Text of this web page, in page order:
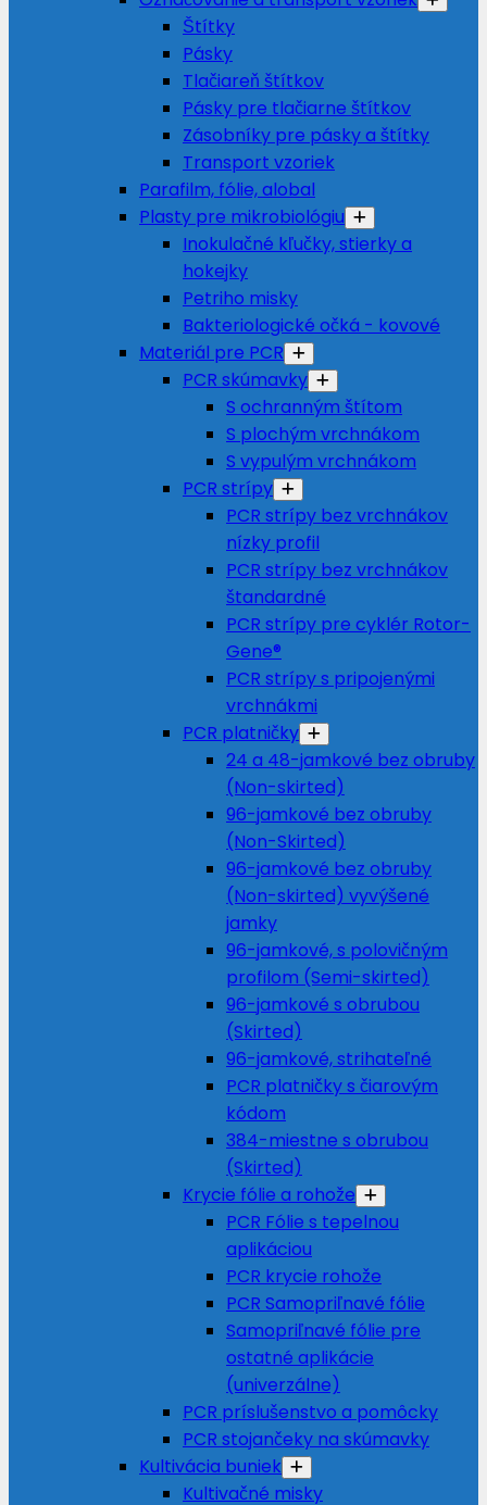
Štítky
Pásky
Tlačiareň štítkov
Pásky pre tlačiarne štítkov
Zásobníky pre pásky a štítky
Transport vzoriek
Parafilm, fólie, alobal
Plasty pre mikrobiológiu
Inokulačné kľučky, stierky a
hokejky
Petriho misky
Bakteriologické očká - kovové
Materiál pre PCR
PCR skúmavky
S ochranným štítom
S plochým vrchnákom
S vypulým vrchnákom
PCR strípy
PCR strípy bez vrchnákov
nízky profil
PCR strípy bez vrchnákov
štandardné
PCR strípy pre cyklér Rotor-
Gene®
PCR strípy s pripojenými
vrchnákmi
PCR platničky
24 a 48-jamkové bez obruby
(Non-skirted)
96-jamkové bez obruby
(Non-Skirted)
96-jamkové bez obruby
(Non-skirted) vyvýšené
jamky
96-jamkové, s polovičným
profilom (Semi-skirted)
96-jamkové s obrubou
(Skirted)
96-jamkové, strihateľné
PCR platničky s čiarovým
kódom
384-miestne s obrubou
(Skirted)
Krycie fólie a rohože
PCR Fólie s tepelnou
aplikáciou
PCR krycie rohože
PCR Samopriľnavé fólie
Samopriľnavé fólie pre
ostatné aplikácie
(univerzálne)
PCR príslušenstvo a pomôcky
PCR stojančeky na skúmavky
Kultivácia buniek
Kultivačné misky